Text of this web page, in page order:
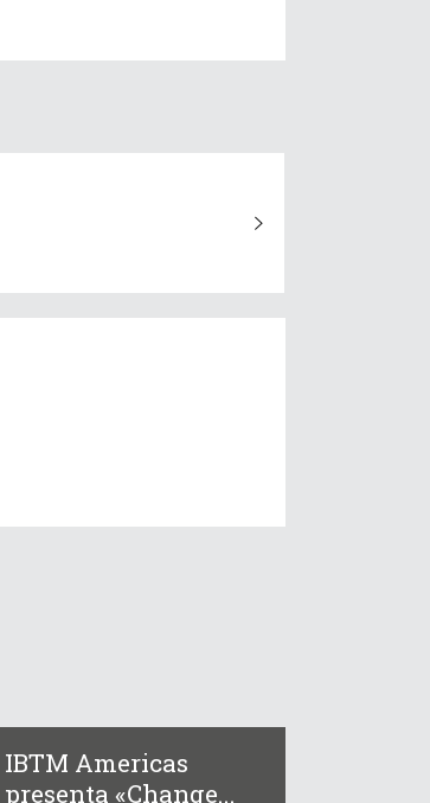
IBTM Americas
presenta «Change...